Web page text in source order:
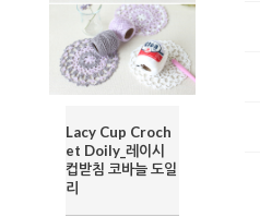
Lacy Cup Croch
et Doily_레이시
컵받침 코바늘 도일
리